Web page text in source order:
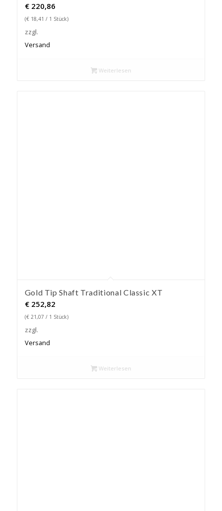
€220,86
(€18,41 / 1 Stück)
zzgl.
Versand
Weiterlesen
Gold Tip Shaft Traditional Classic XT
€252,82
(€21,07 / 1 Stück)
zzgl.
Versand
Weiterlesen